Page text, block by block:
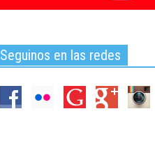
Seguinos en las redes